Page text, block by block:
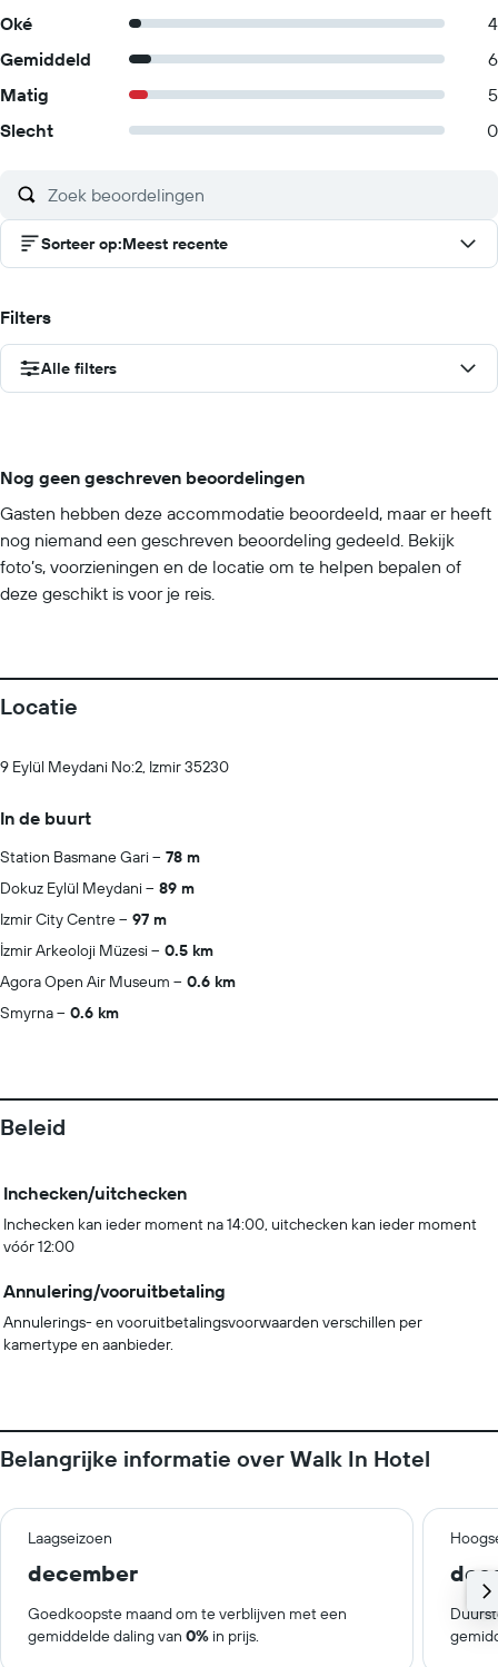
Oké
4
Gemiddeld
6
Matig
5
Slecht
0
Sorteer op:Meest recente
Filters
Alle filters
Nog geen geschreven beoordelingen
Gasten hebben deze accommodatie beoordeeld, maar er heeft
nog niemand een geschreven beoordeling gedeeld. Bekijk
foto’s, voorzieningen en de locatie om te helpen bepalen of
deze geschikt is voor je reis.
Locatie
9 Eylül Meydani No:2, Izmir 35230
In de buurt
Station Basmane Gari
78 m
Dokuz Eylül Meydani
89 m
Izmir City Centre
97 m
İzmir Arkeoloji Müzesi
0.5 km
Agora Open Air Museum
0.6 km
Smyrna
0.6 km
Beleid
Inchecken/uitchecken
Inchecken kan ieder moment na 14:00, uitchecken kan ieder moment
vóór 12:00
Annulering/vooruitbetaling
Annulerings- en vooruitbetalingsvoorwaarden verschillen per
kamertype en aanbieder.
Belangrijke informatie over Walk In Hotel
Laagseizoen
december
Goedkoopste maand om te verblijven met een
gemiddelde daling van 0% in prijs.